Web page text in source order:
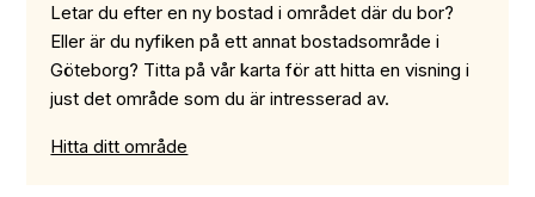
Letar du efter en ny bostad i området där du bor?
Eller är du nyfiken på ett annat bostadsområde i
Göteborg? Titta på vår karta för att hitta en visning i
just det område som du är intresserad av.
Hitta ditt område